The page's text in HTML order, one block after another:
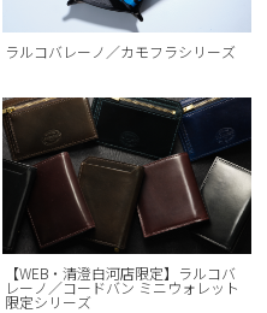
ラルコバレーノ／カモフラシリーズ
【WEB・清澄白河店限定】ラルコバ
レーノ／コードバン ミニウォレット
限定シリーズ